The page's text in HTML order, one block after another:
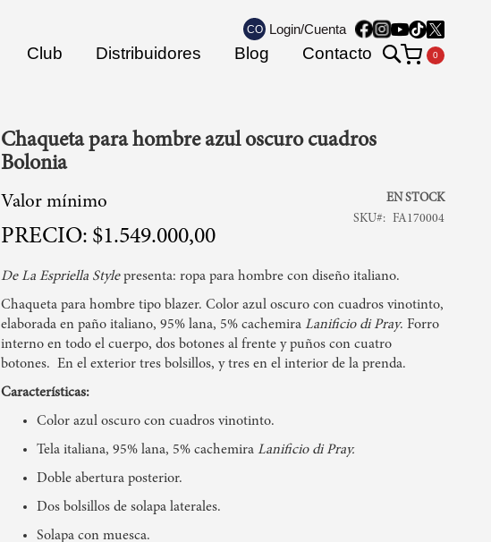
CO Login/Cuenta
Club Distribuidores Blog Contacto
Search
Chaqueta para hombre azul oscuro cuadros
Bolonia
Valor mínimo
$1.549.000,00
EN STOCK
SKU
FA170004
De La Espriella Stylepresenta: ropa para hombre con diseño italiano.
Chaqueta para hombre tipo blazer. Color azul oscuro con cuadros vinotinto,
elaborada en paño italiano, 95% lana, 5% cachemira Lanificio di Pray. Forro
interno en todo el cuerpo, dos botones al frente y puños con cuatro
botones. En el exterior tres bolsillos, y tres en el interior de la prenda.
Características:
Color azul oscuro con cuadros vinotinto.
Tela italiana, 95% lana, 5% cachemira Lanificio di Pray.
Doble abertura posterior.
Dos bolsillos de solapa laterales.
Solapa con muesca.